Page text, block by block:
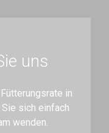
uns
in
sich einfach
wenden.